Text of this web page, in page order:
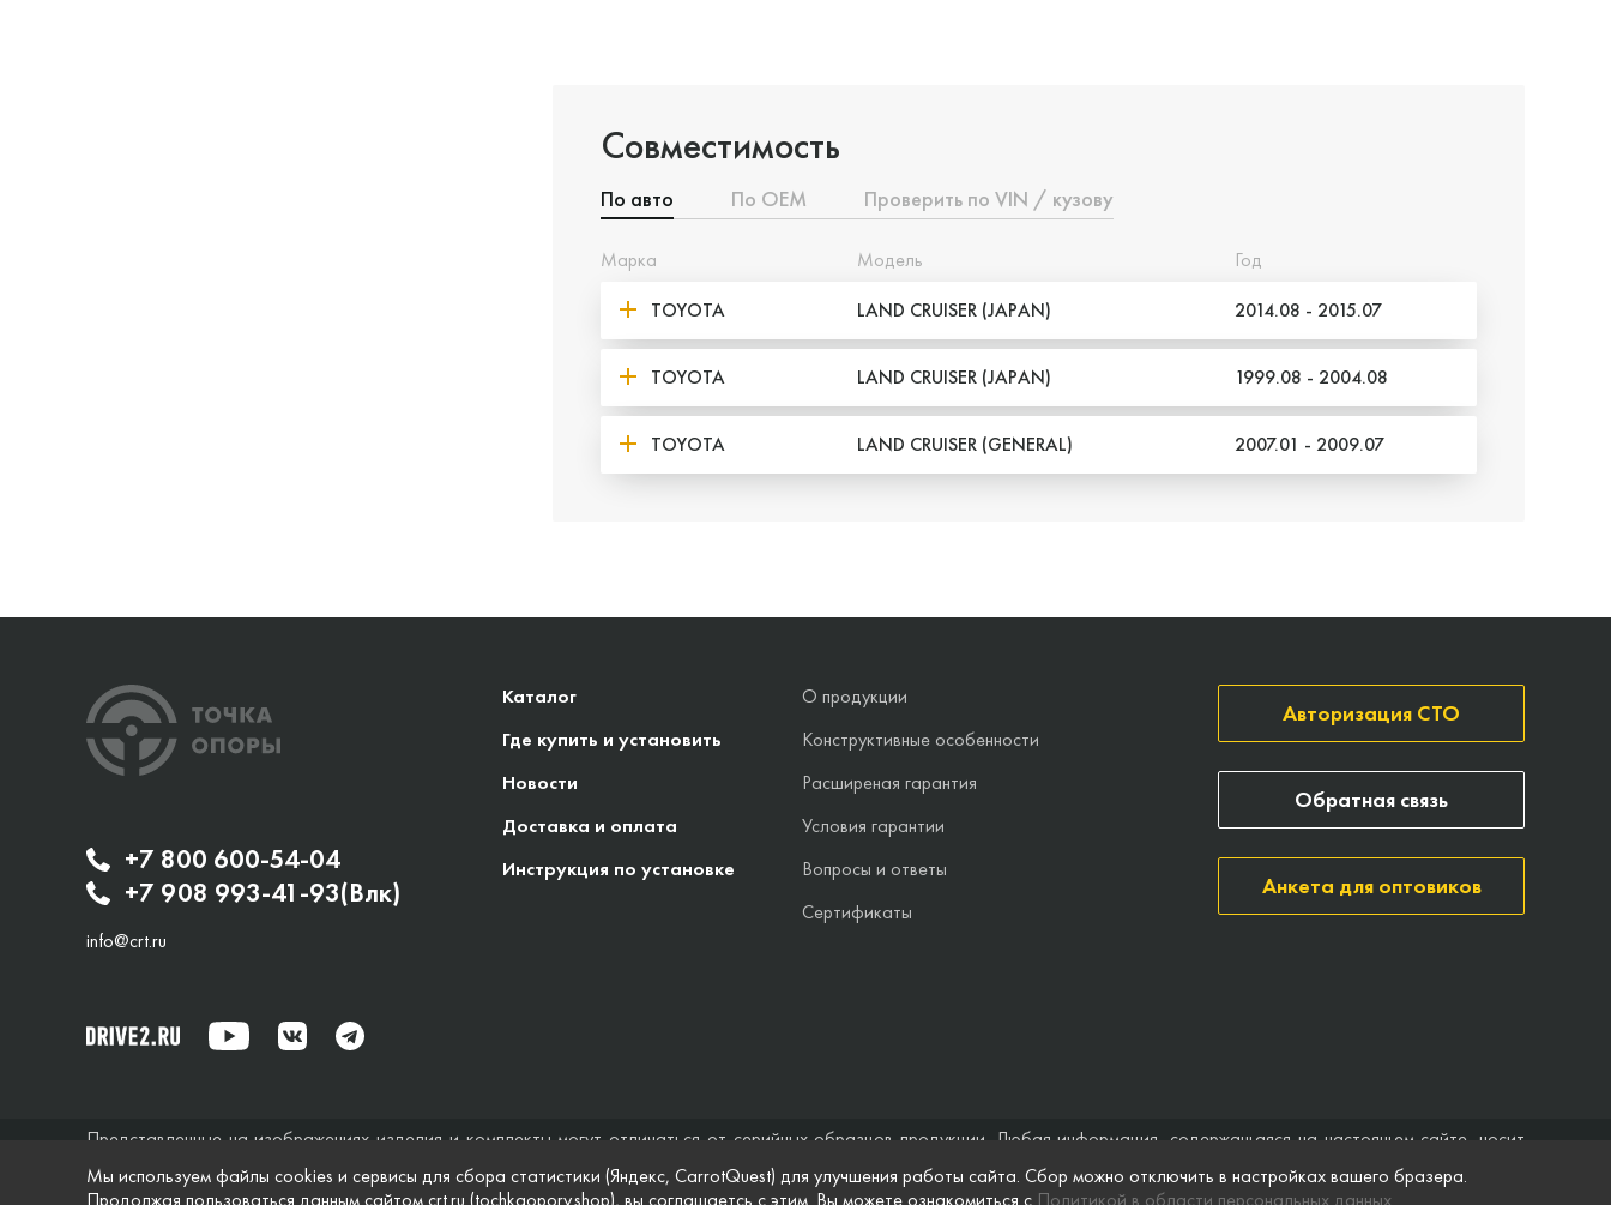
Совместимость
По авто По ОЕМ Проверить по VIN / кузову
Марка Модель
Год
TOYOTA
LAND CRUISER (JAPAN) 2014.08 - 2015.07
TOYOTA LAND CRUISER (JAPAN) 1999.08 - 2004.08
TOYOTA LAND CRUISER (GENERAL) 2007.01 - 2009.07
+7 800 600-54-04
+7 908 993-41-93(Влк)
info@crt.ru
Каталог
Где купить и установить
Новости
Доставка и оплата
Инструкция по установке
О продукции
Конструктивные особенности
Расширеная гарантия
Условия гарантии
Вопросы и ответы
Сертификаты
Авторизация СТО
Анкета для оптовиков
Обратная связь
Представленные на изображениях изделия и комплекты могут отличаться от серийных образцов продукции. Любая информация, содержащаяся на настоящем сайте, носит
исключительно справочный характер и ни при каких обстоятельствах не может быть расценена как предложение заключить договор (публичная оферта). Компания Точка опоры
не дает гарантий по поводу своевременности, точности и полноты информации на веб-сайте, а также по поводу беспрепятственного доступа к нему в любое время. Технические
Мы используем файлы cookies и сервисы для сбора статистики (Яндекс, CarrotQuest) для улучшения работы сайта. Сбор можно отключить в настройках вашего бразера.
Продолжая пользоваться данным сайтом crt.ru (tochkaopory.shop), вы соглашаетсь с этим. Вы можете ознакомиться с Политикой в области персональных данных